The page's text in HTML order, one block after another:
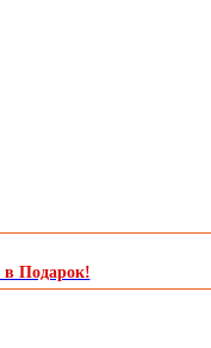
в Подарок!